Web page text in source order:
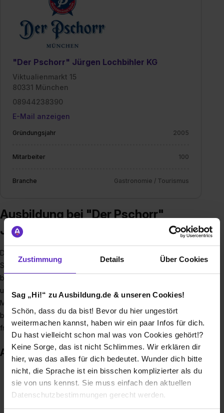
Zustimmung Details Über Cookies
Sag „Hi!“ zu Ausbildung.de & unseren Cookies!
Schön, dass du da bist! Bevor du hier ungestört
weitermachen kannst, haben wir ein paar Infos für dich.
Du hast vielleicht schon mal was von Cookies gehört!?
Keine Sorge, das ist nicht Schlimmes. Wir erklären dir
hier, was das alles für dich bedeutet. Wunder dich bitte
nicht, die Sprache ist ein bisschen komplizierter als du
sie von uns kennst. Sie muss einfach den aktuellen
Datenschutzbestimmungen gerecht werden.
"Der Pschorr" Jürgen Lochbihler KG
Viktualienmarkt 15
80331 München
08944238390
E-Mail anzeigen
Gründungsjahr 2005
Mitarbeiter 100
Branche Gastronomie / Tourismus
Ausbildung bei "Der Pschorr"
Jürgen Lochbihler KG
Der Pschorr : Bei waschechten Münchnern, Besuchern der
Stadt und Freunden der Wirtshauskultur gleichermaßen
beliebt und in München eine wahre Institution. Wir sind Dreh-
und Angelpunkt der Altstadt und das kulinarische Herz
Münchens und bieten einen idealen Treffpunkt um typisch
bayerische Spezialitäten, alte traditionelle Gerichte und
frisch gezapftes Holzfassbier zu genießen.
Auszeichnungen